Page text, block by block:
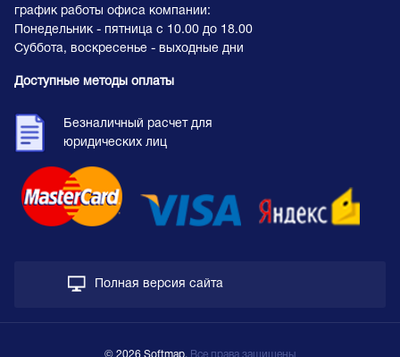
график работы офиса компании:
Понедельник - пятница с 10.00 до 18.00
Суббота, воскресенье - выходные дни
Доступные методы оплаты
Безналичный расчет для
юридических лиц
Полная версия сайта
© 2026 Softmap, Все права защищены